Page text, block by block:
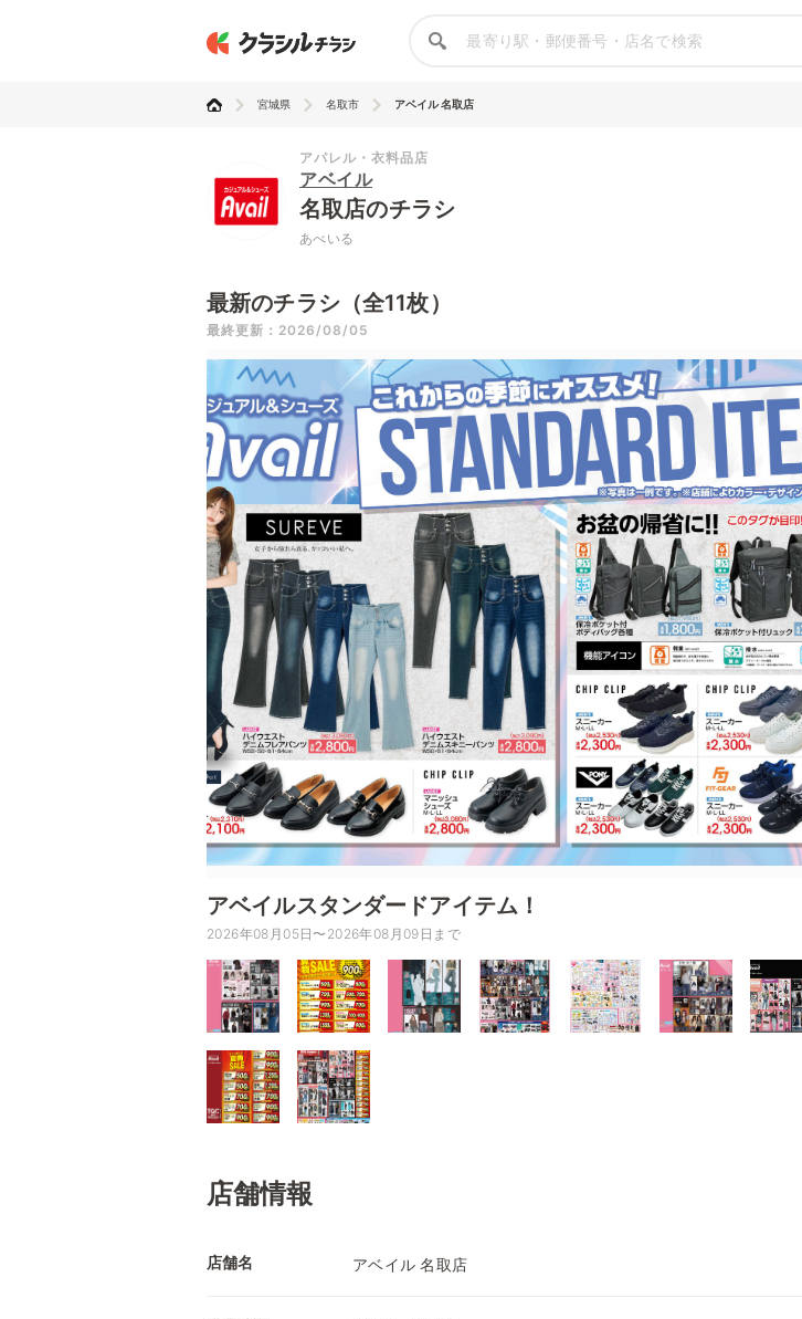
宮城県 名取市 アベイル 名取店
アパレル・衣料品店
アベイル
名取店のチラシ
あべいる
最新のチラシ（全11枚）
最終更新：2026/08/05
アベイルスタンダードアイテム！
2026年08月05日〜2026年08月09日まで
店舗情報
店舗名 アベイル 名取店